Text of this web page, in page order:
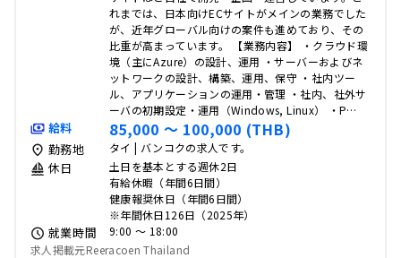
れまでは、日本向けECサイトがメインの業務でした
が、近年グローバル向けの案件も進めており、その
比重が高まっています。 【業務内容】 ・クラウド環
境（主にAzure）の設計、運用 ・サーバーおよびネ
ットワークの設計、構築、運用、保守 ・社内ツー
ル、アプリケーションの運用・管理 ・社内、社外サ
ーバの初期設定・運用（Windows, Linux） ・P…
給料 85,000 〜 100,000 (THB)
勤務地 タイ | バンコクの求人です。
休日
土日を基本とする週休2日
有給休暇（年間6日間）
健康報奨休日（年間6日間）
※年間休日126日（2025年）
就業時間
9:00 〜 18:00
求人掲載元Reeracoen Thailand